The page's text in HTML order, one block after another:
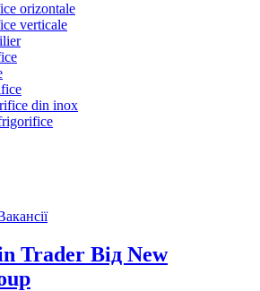
orizontale
verticale
din inox
Trader Від New